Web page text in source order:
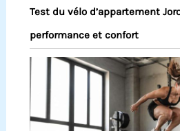
Test du vélo d’appartement
performance et confort